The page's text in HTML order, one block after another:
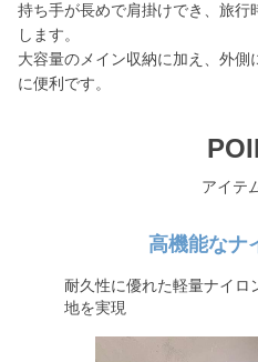
持ち手が長めで肩掛けでき、旅行
します。
大容量のメイン収納に加え、外
に便利です。
アイテ
高機能なナ
耐久性に優れた軽量ナイロ
地を実現